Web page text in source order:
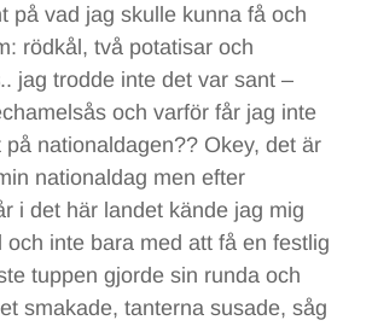
på vad jag skulle kunna få och
rödkål, två potatisar och
.. jag trodde inte det var sant –
och varför får jag inte
på nationaldagen?? Okey, det är
nationaldag men efter
i det här landet kände jag mig
och inte bara med att få en festlig
tuppen gjorde sin runda och
smakade, tanterna susade, såg